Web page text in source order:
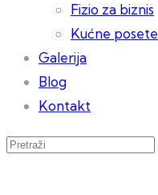
Fizio za biznis
Kućne posete
Galerija
Blog
Kontakt